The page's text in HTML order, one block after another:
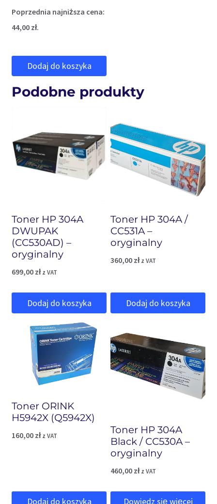
Poprzednia najniższa cena:
44,00 zł.
Dodaj do koszyka
Podobne produkty
Toner HP 304A
DWUPAK
(CC530AD) –
oryginalny
699,00 zł z VAT
Dodaj do koszyka
Toner HP 304A /
CC531A –
oryginalny
360,00 zł z VAT
Dodaj do koszyka
Toner ORINK
H5942X (Q5942X)
160,00 zł z VAT
Dodaj do koszyka
Toner HP 304A
Black / CC530A –
oryginalny
460,00 zł z VAT
Dowiedz się więcej